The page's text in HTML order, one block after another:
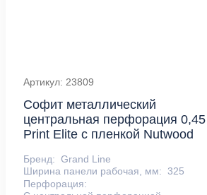
Артикул: 23809
Софит металлический
центральная перфорация 0,45
Print Elite с пленкой Nutwood
Бренд: Grand Line
Ширина панели рабочая, мм: 325
Перфорация: